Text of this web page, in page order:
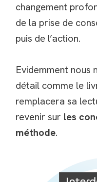
changement
de la prise de
puis de l’action.
Evidemment nous
détail comme le
remplacera sa
revenir sur les
méthode.